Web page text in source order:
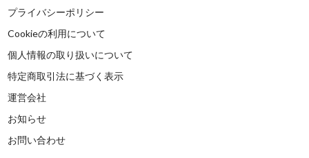
プライバシーポリシー
Cookieの利用について
個人情報の取り扱いについて
特定商取引法に基づく表示
運営会社
お知らせ
お問い合わせ